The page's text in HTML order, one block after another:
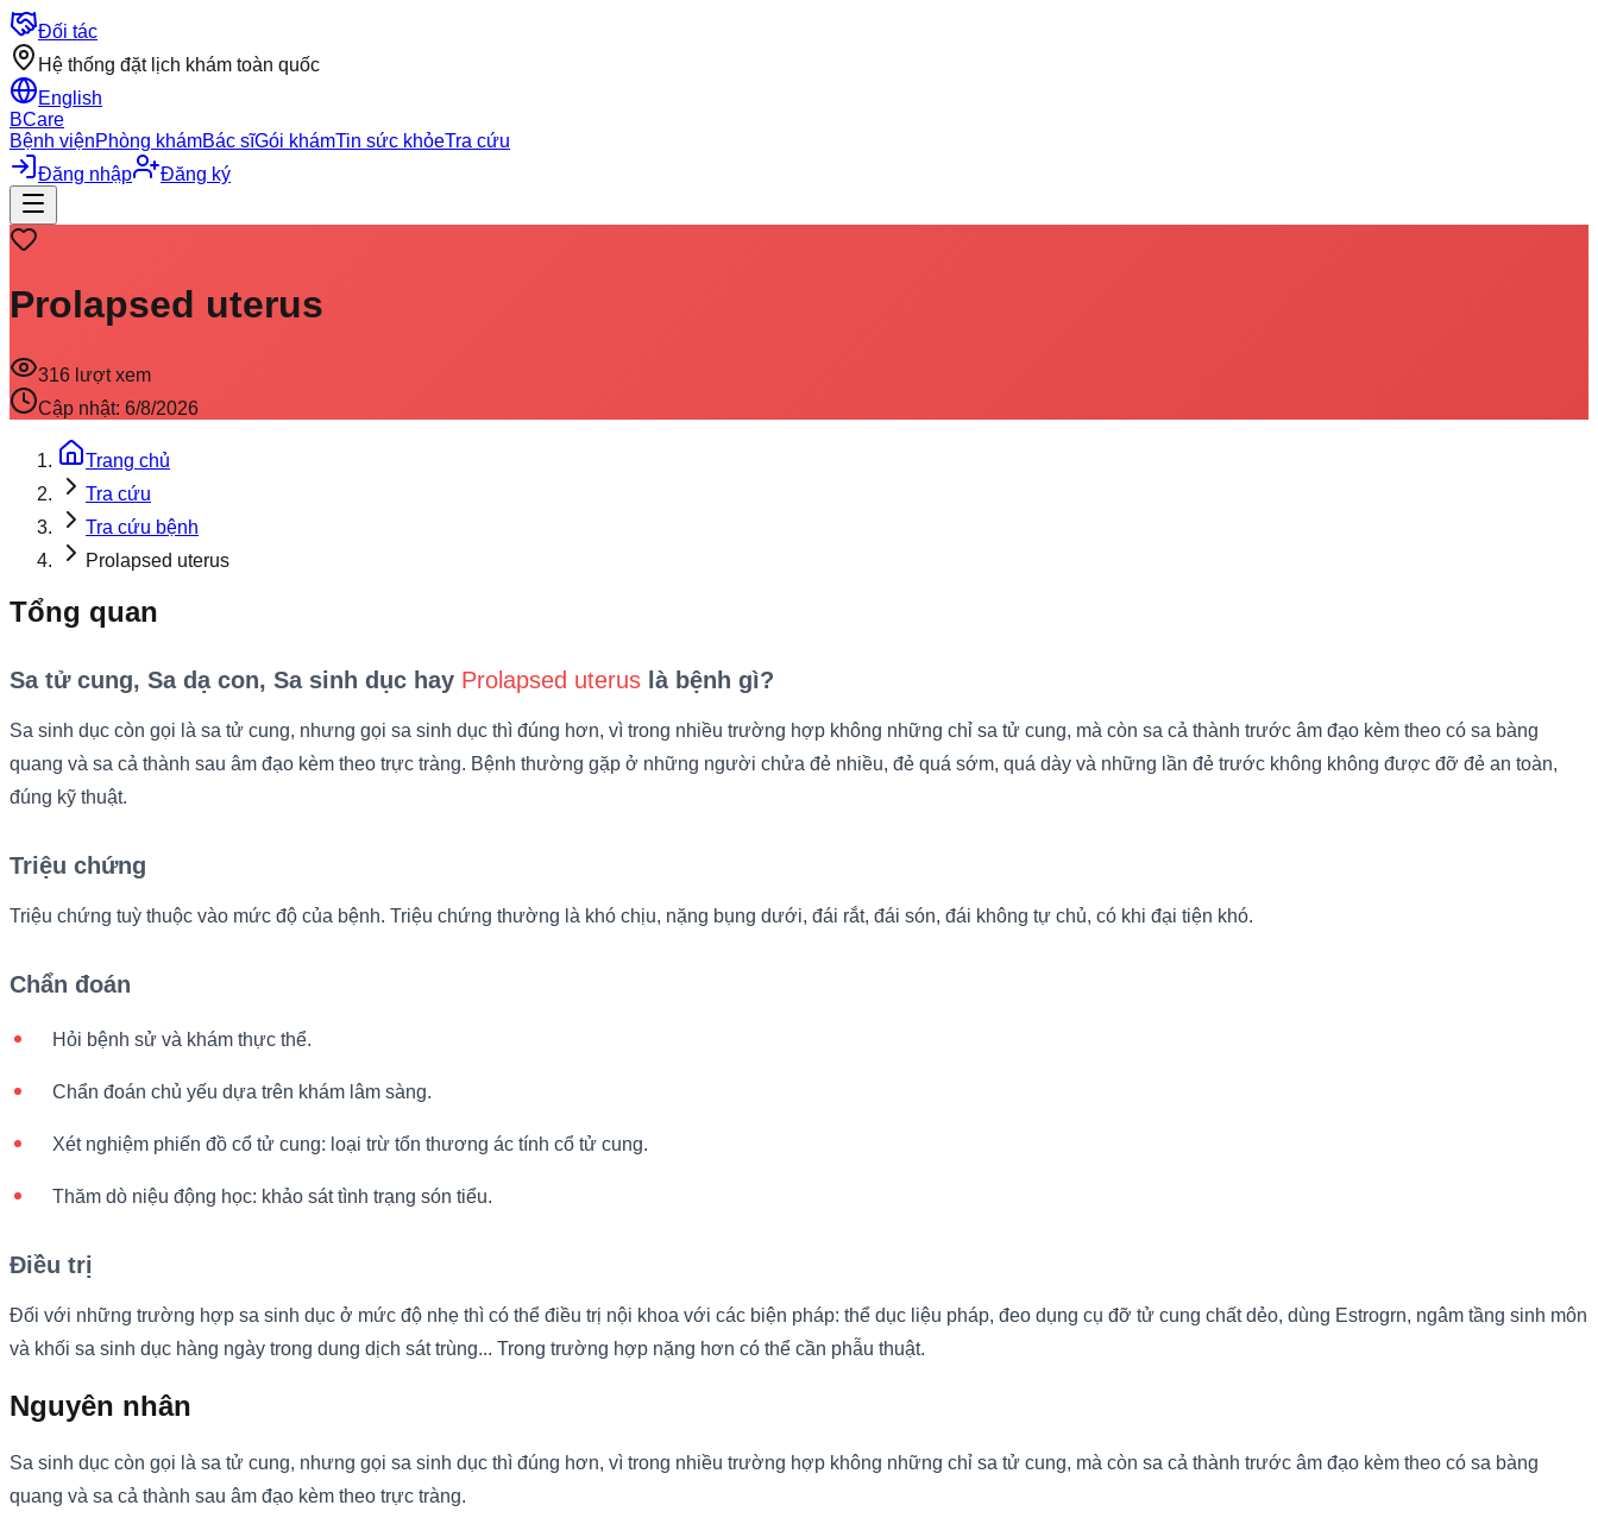
Đối tác
Hệ thống đặt lịch khám toàn quốc
English
BCare
Bệnh việnPhòng khámBác sĩGói khámTin sức khỏeTra cứu
Đăng nhập
Đăng ký
Prolapsed uterus
316 lượt xem
Cập nhật: 6/8/2026
Trang chủ
Tra cứu
Tra cứu bệnh
Prolapsed uterus
Tổng quan
Sa tử cung, Sa dạ con, Sa sinh dục hay Prolapsed uterus là bệnh gì?
Sa sinh dục còn gọi là sa tử cung, nhưng gọi sa sinh dục thì đúng hơn, vì trong nhiều trường hợp không những chỉ sa tử cung, mà còn sa cả thành trước âm đạo kèm theo có sa bàng
quang và sa cả thành sau âm đạo kèm theo trực tràng. Bệnh thường gặp ở những người chửa đẻ nhiều, đẻ quá sớm, quá dày và những lần đẻ trước không không được đỡ đẻ an toàn,
đúng kỹ thuật.
Triệu chứng
Triệu chứng tuỳ thuộc vào mức độ của bệnh. Triệu chứng thường là khó chịu, nặng bụng dưới, đái rắt, đái són, đái không tự chủ, có khi đại tiện khó.
Chẩn đoán
Hỏi bệnh sử và khám thực thể.
Chẩn đoán chủ yếu dựa trên khám lâm sàng.
Xét nghiệm phiến đồ cổ tử cung: loại trừ tổn thương ác tính cổ tử cung.
Thăm dò niệu động học: khảo sát tình trạng són tiểu.
Điều trị
Đối với những trường hợp sa sinh dục ở mức độ nhẹ thì có thể điều trị nội khoa với các biện pháp: thể dục liệu pháp, đeo dụng cụ đỡ tử cung chất dẻo, dùng Estrogrn, ngâm tầng sinh môn
và khối sa sinh dục hàng ngày trong dung dịch sát trùng... Trong trường hợp nặng hơn có thể cần phẫu thuật.
Nguyên nhân
Sa sinh dục còn gọi là sa tử cung, nhưng gọi sa sinh dục thì đúng hơn, vì trong nhiều trường hợp không những chỉ sa tử cung, mà còn sa cả thành trước âm đạo kèm theo có sa bàng
quang và sa cả thành sau âm đạo kèm theo trực tràng.